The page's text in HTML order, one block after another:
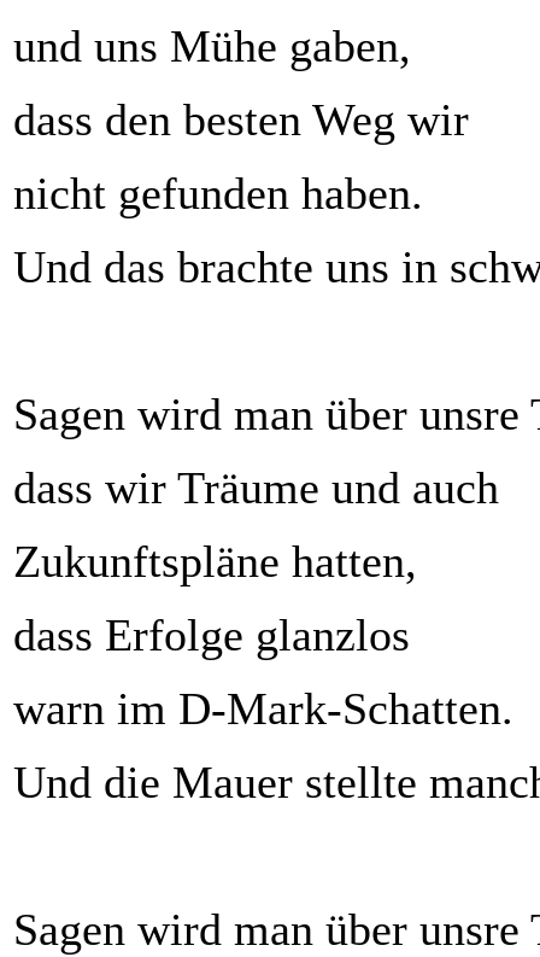
und uns Mühe gaben,
dass den besten Weg wir
nicht gefunden haben.
Und das brachte uns in
Sagen wird man über unsre
dass wir Träume und auch
Zukunftspläne hatten,
dass Erfolge glanzlos
warn im D-Mark-Schatten.
Und die Mauer stellte
Sagen wird man über unsre